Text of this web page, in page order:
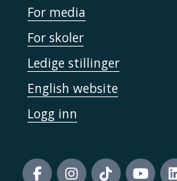
For media
For skoler
Ledige stillinger
English website
Logg inn